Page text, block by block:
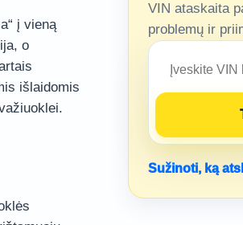
į vieną
o
išlaidomis
VIN ataskaita
problemų ir
Sužinoti, ką